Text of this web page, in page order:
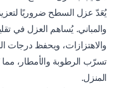
يُعَدّ عزل السطح ضروريًا
والمباني. يُساهم العزل في
والاهتزازات، ويحفظ درجات
تسرّب الرطوبة والأمطار،
المنزل.